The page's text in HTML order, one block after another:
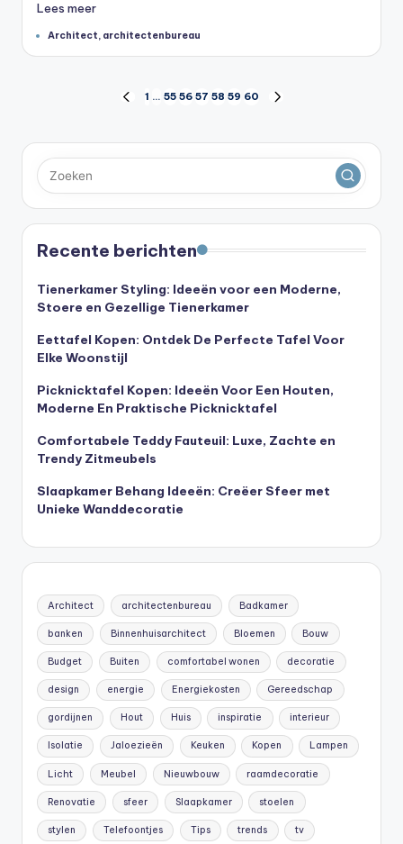
Lees meer
Tags:
Architect, architectenbureau
Berichten
paginering
VORIGE
1 … 55 56 57 58 59 60
Recente berichten
Tienerkamer Styling: Ideeën voor een Moderne,
Stoere en Gezellige Tienerkamer
Eettafel Kopen: Ontdek De Perfecte Tafel Voor
Elke Woonstijl
Picknicktafel Kopen: Ideeën Voor Een Houten,
Moderne En Praktische Picknicktafel
Comfortabele Teddy Fauteuil: Luxe, Zachte en
Trendy Zitmeubels
Slaapkamer Behang Ideeën: Creëer Sfeer met
Unieke Wanddecoratie
Architect architectenbureau Badkamer
banken Binnenhuisarchitect Bloemen Bouw
Budget Buiten comfortabel wonen decoratie
design energie Energiekosten Gereedschap
gordijnen Hout Huis inspiratie interieur
Isolatie Jaloezieën Keuken Kopen Lampen
Licht Meubel Nieuwbouw raamdecoratie
Renovatie sfeer Slaapkamer stoelen
stylen Telefoontjes Tips trends tv